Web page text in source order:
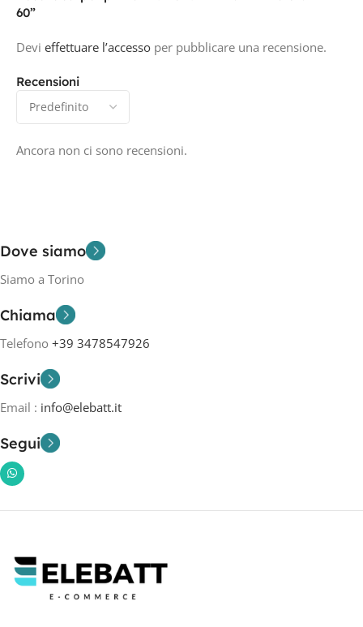
Recensioni
Ancora non ci sono recensioni.
60”
Devi effettuare l’accesso per pubblicare una recensione.
Dove siamo
Siamo a Torino
Chiama
Telefono +39 3478547926
Scrivi
Email : info@elebatt.it
Segui